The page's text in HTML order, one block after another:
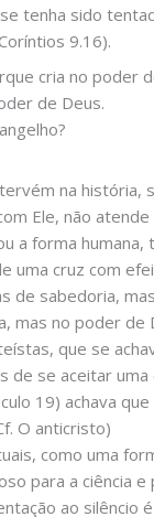
tenha sido
9.16).
cria no poder
de Deus.
na
Ele, não
a forma
uma cruz com
de sabedoria,
mas no poder
que se
de se aceitar
19) achava
O anticristo)
como uma
para a ciência
ao